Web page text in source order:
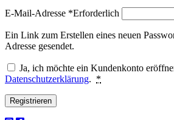
E-Mail-Adresse *Erforderlich
Ein Link zum Erstellen eines neuen
Adresse gesendet.
Ja, ich möchte ein Kundenkonto
Datenschutzerklärung. *
Registrieren